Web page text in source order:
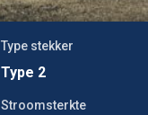
Type stekker
Type 2
Stroomsterkte